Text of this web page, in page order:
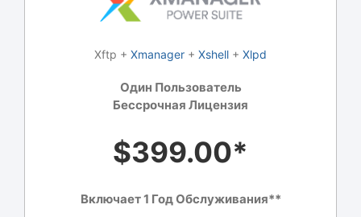
Xftp + Xmanager + Xshell + Xlpd
Один Пользователь
Бессрочная Лицензия
$399.00*
Включает 1 Год Обслуживания**